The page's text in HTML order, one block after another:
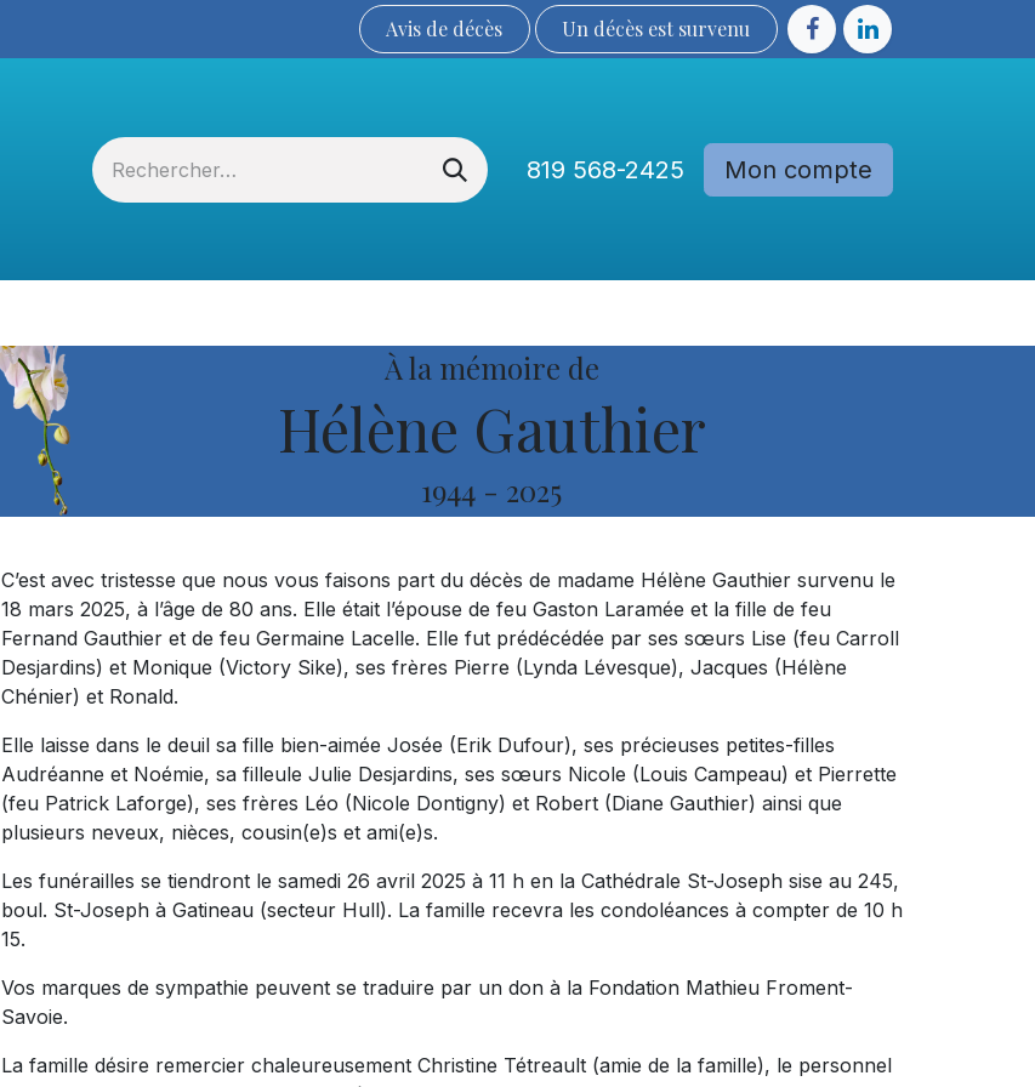
Avis de décès Un décès est sur​​​​​​​​ve​nu​​​​​​​​​​
819 568-2425 Mon compte
À la mémoire de
Hélène Gauthier
1944 - 2025
C’est avec tristesse que nous vous faisons part du décès de madame Hélène Gauthier survenu le
18 mars 2025, à l’âge de 80 ans. Elle était l’épouse de feu Gaston Laramée et la fille de feu
Fernand Gauthier et de feu Germaine Lacelle. Elle fut prédécédée par ses sœurs Lise (feu Carroll
Desjardins) et Monique (Victory Sike), ses frères Pierre (Lynda Lévesque), Jacques (Hélène
Chénier) et Ronald.
Elle laisse dans le deuil sa fille bien-aimée Josée (Erik Dufour), ses précieuses petites-filles
Audréanne et Noémie, sa filleule Julie Desjardins, ses sœurs Nicole (Louis Campeau) et Pierrette
(feu Patrick Laforge), ses frères Léo (Nicole Dontigny) et Robert (Diane Gauthier) ainsi que
plusieurs neveux, nièces, cousin(e)s et ami(e)s.
Les funérailles se tiendront le samedi 26 avril 2025 à 11 h en la Cathédrale St-Joseph sise au 245,
boul. St-Joseph à Gatineau (secteur Hull). La famille recevra les condoléances à compter de 10 h
15.
Vos marques de sympathie peuvent se traduire par un don à la Fondation Mathieu Froment-
Savoie.
La famille désire remercier chaleureusement Christine Tétreault (amie de la famille), le personnel